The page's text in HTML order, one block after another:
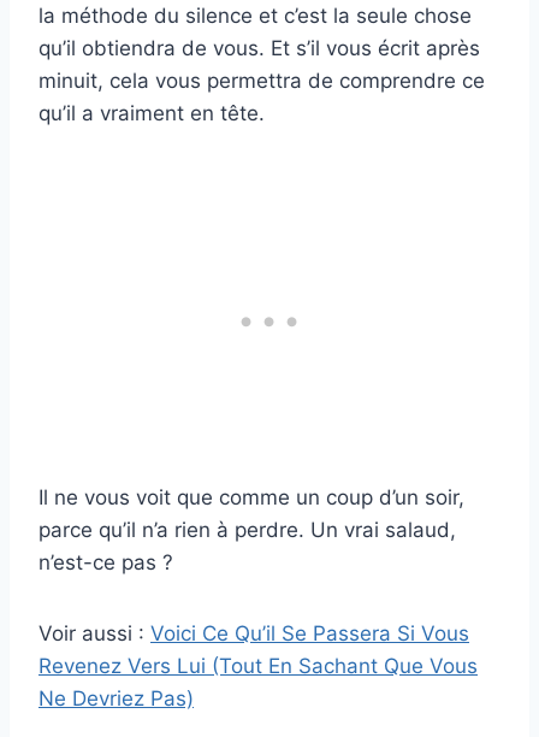
la méthode du silence et c’est la seule chose
qu’il obtiendra de vous. Et s’il vous écrit après
minuit, cela vous permettra de comprendre ce
qu’il a vraiment en tête.
Il ne vous voit que comme un coup d’un soir,
parce qu’il n’a rien à perdre. Un vrai salaud,
n’est-ce pas ?
Voir aussi : Voici Ce Qu’il Se Passera Si Vous
Revenez Vers Lui (Tout En Sachant Que Vous
Ne Devriez Pas)